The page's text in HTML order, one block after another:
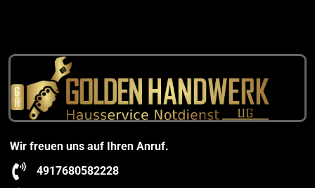
Wir freuen uns auf Ihren Anruf.
4917680582228